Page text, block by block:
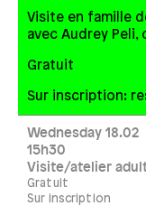
Visite en famille
avec Audrey
Gratuit
Sur inscription:
Wednesday 18.02
15h30
Visite/atelier
Gratuit
Sur inscription